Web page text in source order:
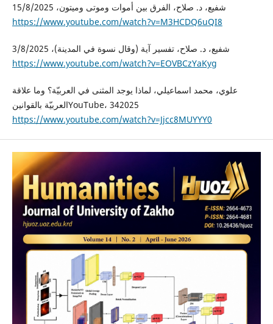
شفيع، د. صلاح، الفرق بين أموات وموتى وميتون، 15/8/2025
https://www.youtube.com/watch?v=M3HCDQ6uQI8
شفيع، د. صلاح، تفسير آية (وقال نسوة في المدينة)، 3/8/2025
https://www.youtube.com/watch?v=EOVBCzYaKyg
علوي، محمد اسماعيلي، لماذا يوجد المثنى في العربيّة؟ وما علاقة
العربيّة بالقوانينYouTube، 342025
https://www.youtube.com/watch?v=Jjcc8MUYYY0